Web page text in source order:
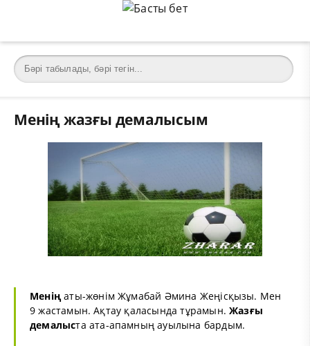
Менің жазғы демалысым
Меніңаты-жөнім Жұмабай Әмина Жеңісқызы. Мен
9 жастамын. Ақтау қаласында тұрамын.Жазғы
демалыста ата-апамныңауылына бардым.